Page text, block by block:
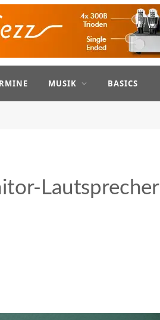
MUSIK BASICS
Lautsprecher